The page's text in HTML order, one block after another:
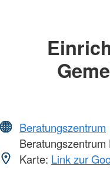
Beratungszentrum
Beratungszentrum
Karte: Link zur